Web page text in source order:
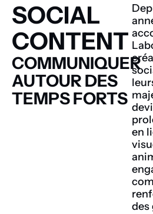
SOCIAL
CONTENT
COMMUNIQUER
AUTOUR DES
TEMPS FORTS
en
des